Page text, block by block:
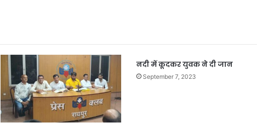
नदी में कूदकर युवक ने दी जान
September 7, 2023